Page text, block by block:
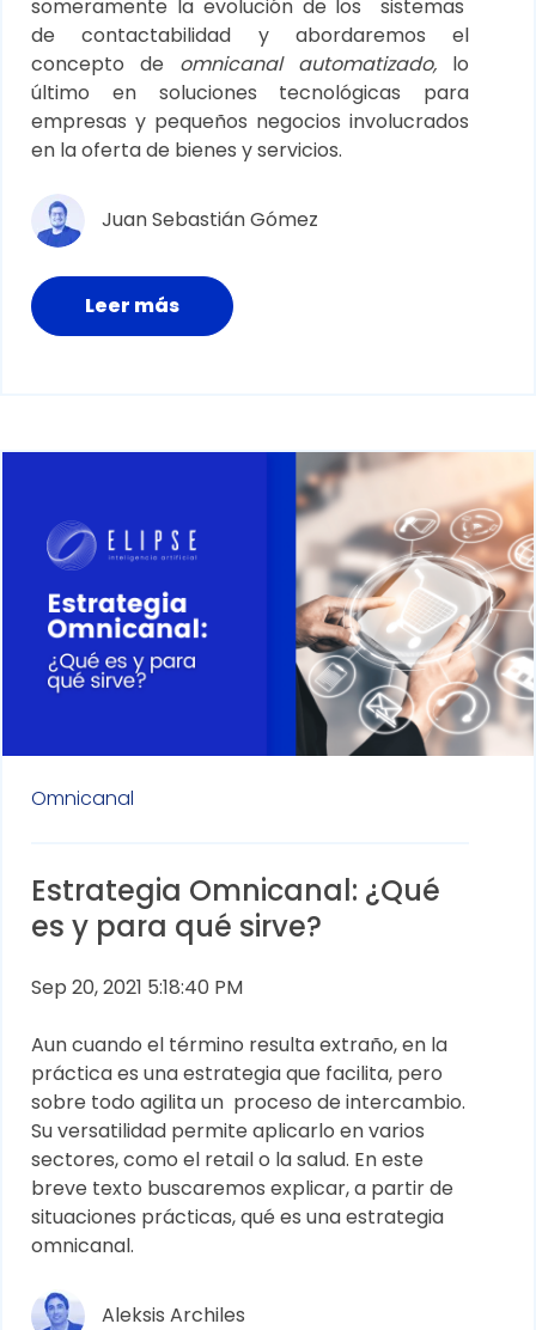
someramente la evolución de los sistemas
de contactabilidad y abordaremos el
concepto de omnicanal automatizado, lo
último en soluciones tecnológicas para
empresas y pequeños negocios involucrados
en la oferta de bienes y servicios.
Juan Sebastián Gómez
Leer más
Omnicanal
Estrategia Omnicanal: ¿Qué
es y para qué sirve?
Sep 20, 2021 5:18:40 PM
Aun cuando el término resulta extraño, en la
práctica es una estrategia que facilita, pero
sobre todo agilita un proceso de intercambio.
Su versatilidad permite aplicarlo en varios
sectores, como el retail o la salud. En este
breve texto buscaremos explicar, a partir de
situaciones prácticas, qué es una estrategia
omnicanal.
Aleksis Archiles